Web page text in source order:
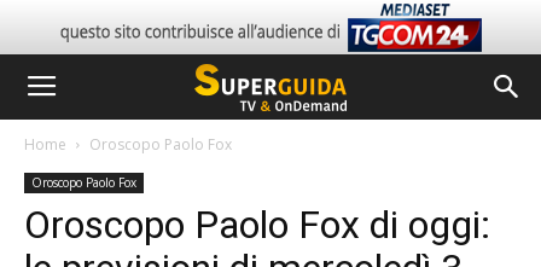
Home Oroscopo Paolo Fox
Oroscopo Paolo Fox
Oroscopo Paolo Fox di oggi: